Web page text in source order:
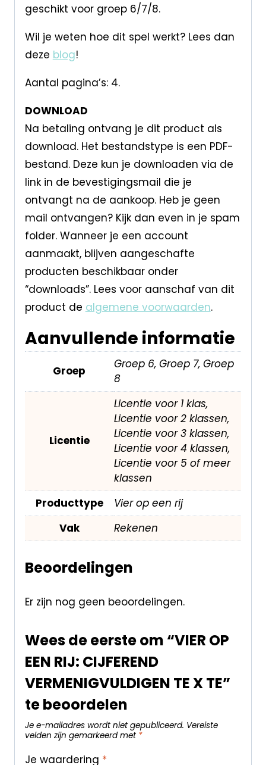
geschikt voor groep 6/7/8.
Wil je weten hoe dit spel werkt? Lees dan
deze blog!
Aantal pagina’s: 4.
DOWNLOAD
Na betaling ontvang je dit product als
download. Het bestandstype is een PDF-
bestand. Deze kun je downloaden via de
link in de bevestigingsmail die je
ontvangt na de aankoop. Heb je geen
mail ontvangen? Kijk dan even in je spam
folder. Wanneer je een account
aanmaakt, blijven aangeschafte
producten beschikbaar onder
“downloads”. Lees voor aanschaf van dit
product de algemene voorwaarden.
Aanvullende informatie
Groep
Groep 6, Groep 7, Groep
8
Licentie
Licentie voor 1 klas,
Licentie voor 2 klassen,
Licentie voor 3 klassen,
Licentie voor 4 klassen,
Licentie voor 5 of meer
klassen
Producttype
Vier op een rij
Vak
Rekenen
Beoordelingen
Er zijn nog geen beoordelingen.
Wees de eerste om “VIER OP
EEN RIJ: CIJFEREND
VERMENIGVULDIGEN TE X TE”
te beoordelen
Je e-mailadres wordt niet gepubliceerd. Vereiste
velden zijn gemarkeerd met *
Je waardering *